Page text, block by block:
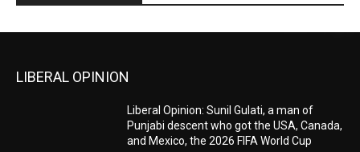
LIBERAL OPINION
Liberal Opinion: Sunil Gulati, a man of
Punjabi descent who got the USA, Canada,
and Mexico, the 2026 FIFA World Cup